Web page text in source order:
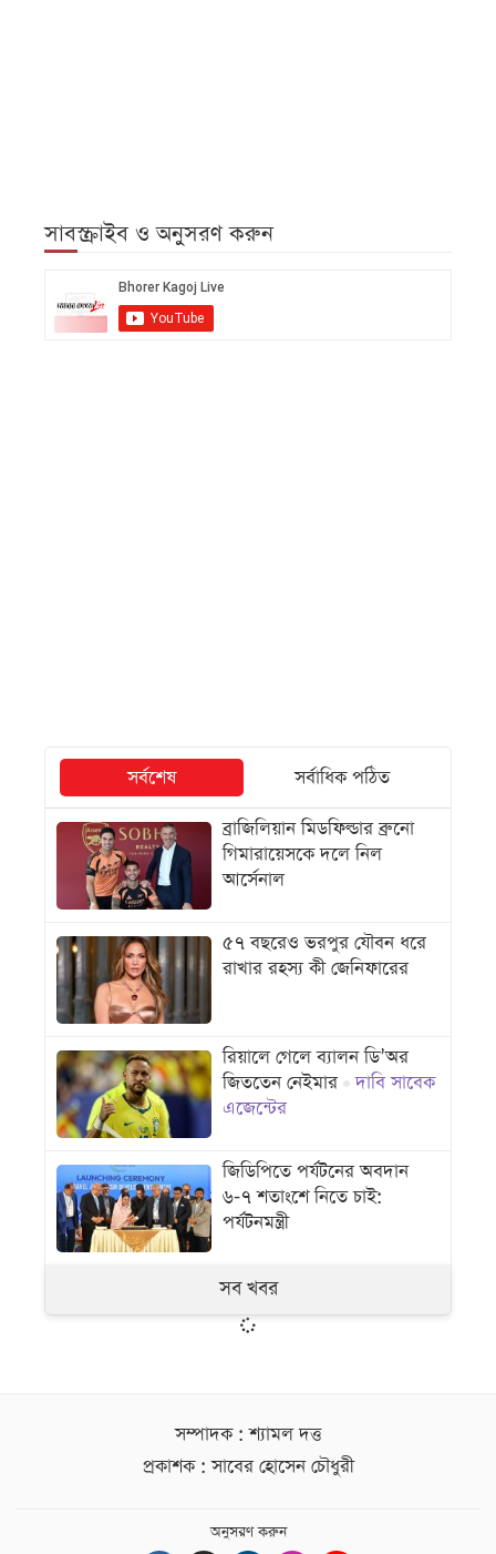
সাবস্ক্রাইব ও অনুসরণ করুন
সর্বশেষ
সর্বাধিক পঠিত
ব্রাজিলিয়ান মিডফিল্ডার ব্রুনো
গিমারায়েসকে দলে নিল
আর্সেনাল
৫৭ বছরেও ভরপুর যৌবন ধরে
রাখার রহস্য কী জেনিফারের
রিয়ালে গেলে ব্যালন ডি’অর
জিততেন নেইমার
দাবি সাবেক
এজেন্টের
জিডিপিতে পর্যটনের অবদান
৬-৭ শতাংশে নিতে চাই:
পর্যটনমন্ত্রী
সব খবর
সম্পাদক : শ্যামল দত্ত
প্রকাশক : সাবের হোসেন চৌধুরী
অনুসরণ করুন